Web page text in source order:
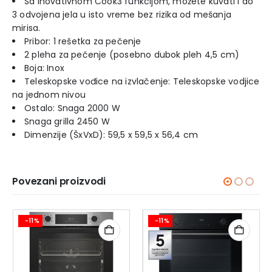
3 odvojena jela u isto vreme bez rizika od mešanja
mirisa.
Pribor: 1 rešetka za pečenje
2 pleha za pečenje (posebno dubok pleh 4,5 cm)
Boja: Inox
Teleskopske vođice na izvlačenje: Teleskopske vodjice
na jednom nivou
Ostalo: Snaga 2000 W
Snaga grilla 2450 W
Dimenzije (ŠxVxD): 59,5 x 59,5 x 56,4 cm
Povezani proizvodi
-11% -11%